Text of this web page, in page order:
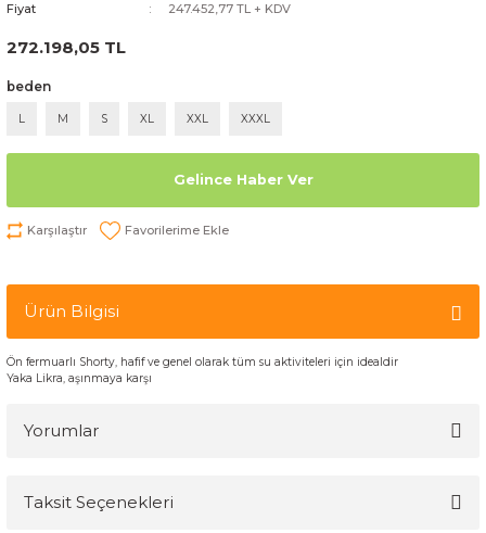
Fiyat
247.452,77 TL + KDV
272.198,05 TL
beden
L M S XL XXL XXXL
Gelince Haber Ver
Karşılaştır
Ürün Bilgisi
Ön fermuarlı Shorty, hafif ve genel olarak tüm su aktiviteleri için idealdir
Yaka Likra, aşınmaya karşı
Yorumlar
Taksit Seçenekleri